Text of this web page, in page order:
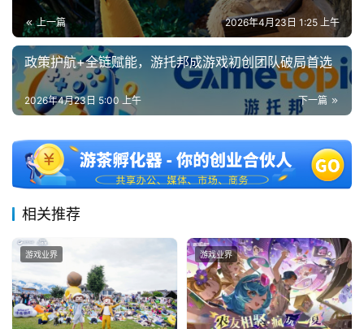
上
海
站
文
中
国
上一篇 2026年4月23日 1:25 上午
政策护航+全链赋能，游托邦成游戏初创团队破局首选
下一篇
2026年4月23日 5:00 上午
相关推荐
游戏业界 游戏业界